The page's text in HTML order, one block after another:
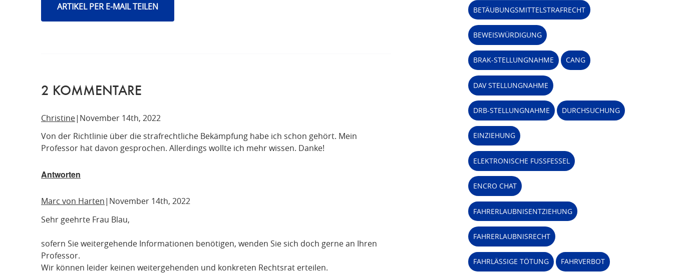
ARTIKEL PER E-MAIL TEILEN
2 KOMMENTARE
Christine November 14th, 2022
Von der Richtlinie über die strafrechtliche Bekämpfung habe ich schon gehört. Mein
Professor hat davon gesprochen. Allerdings wollte ich mehr wissen. Danke!
Antworten
Marc von Harten November 14th, 2022
Sehr geehrte Frau Blau,
sofern Sie weitergehende Informationen benötigen, wenden Sie sich doch gerne an Ihren
Professor.
Wir können leider keinen weitergehenden und konkreten Rechtsrat erteilen.
BETÄUBUNGSMITTELSTRAFRECHT
BEWEISWÜRDIGUNG
BRAK-STELLUNGNAHME CANG
DAV STELLUNGNAHME
DRB-STELLUNGNAHME DURCHSUCHUNG
EINZIEHUNG
ELEKTRONISCHE FUSSFESSEL
ENCRO CHAT
FAHRERLAUBNISENTZIEHUNG
FAHRERLAUBNISRECHT
FAHRLÄSSIGE TÖTUNG FAHRVERBOT